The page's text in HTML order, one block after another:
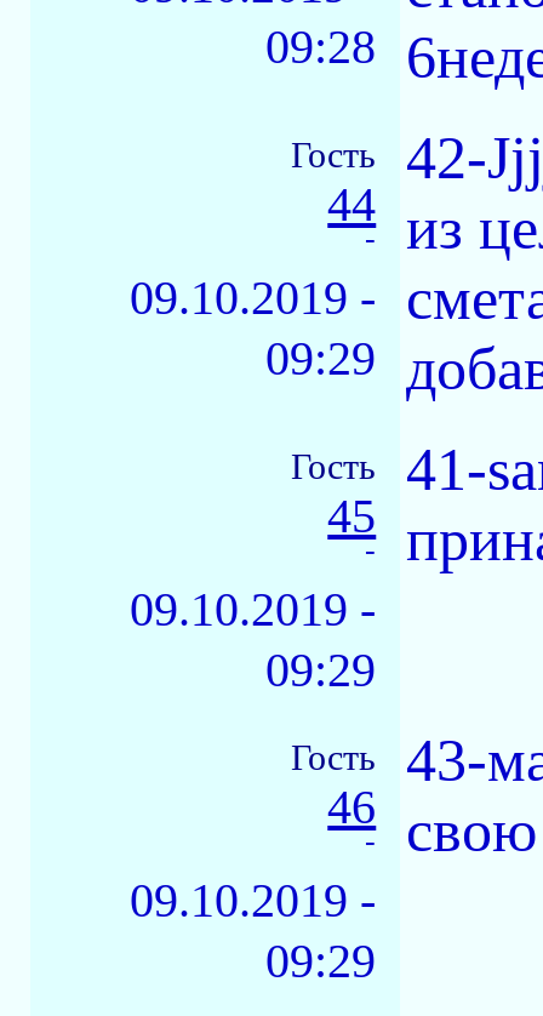
09:28
Гость
44
-
09.10.2019 -
09:29
42-
из
Гость
45
-
09.10.2019 -
09:29
41-
Гость
46
-
09.10.2019 -
09:29
43-